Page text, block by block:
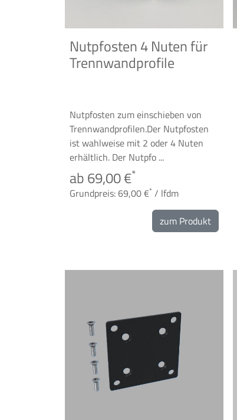
Nutpfosten 4 Nuten für
Trennwandprofile
Nutpfosten zum einschieben von
Trennwandprofilen.Der Nutpfosten
ist wahlweise mit 2 oder 4 Nuten
erhältlich. Der Nutpfo ...
ab 69,00 €*
Grundpreis: 69,00 €* / lfdm
zum Produkt